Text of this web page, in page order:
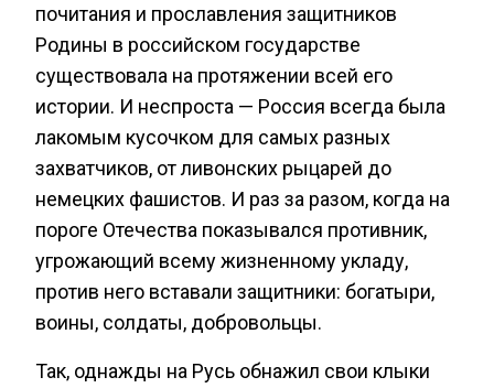
почитания и прославления защитников
Родины в российском государстве
существовала на протяжении всей его
истории. И неспроста — Россия всегда была
лакомым кусочком для самых разных
захватчиков, от ливонских рыцарей до
немецких фашистов. И раз за разом, когда на
пороге Отечества показывался противник,
угрожающий всему жизненному укладу,
против него вставали защитники: богатыри,
воины, солдаты, добровольцы.
Так, однажды на Русь обнажил свои клыки